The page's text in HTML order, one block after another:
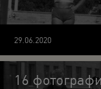
29.06.2020
16